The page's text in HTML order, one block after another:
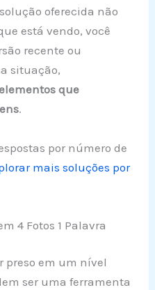
oferecida não
está vendo, você
recente ou
situação,
que
.
por número de
mais soluções por
4 Fotos 1 Palavra
preso em um nível
ser uma ferramenta